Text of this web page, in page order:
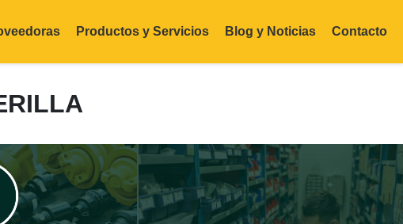
Productos y Servicios Blog y Noticias Contacto